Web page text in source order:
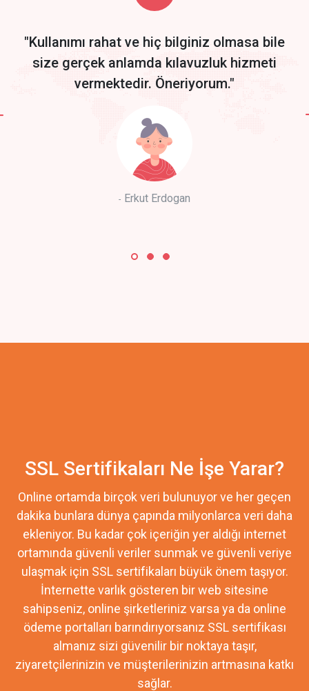
required.
"Kullanımı rahat ve hiç bilginiz olmasa bile
size gerçek anlamda kılavuzluk hizmeti
vermektedir. Öneriyorum."
Erkut Erdogan
SSL Sertifikaları Ne İşe Yarar?
Online ortamda birçok veri bulunuyor ve her geçen
dakika bunlara dünya çapında milyonlarca veri daha
ekleniyor. Bu kadar çok içeriğin yer aldığı internet
ortamında güvenli veriler sunmak ve güvenli veriye
ulaşmak için SSL sertifikaları büyük önem taşıyor.
İnternette varlık gösteren bir web sitesine
sahipseniz, online şirketleriniz varsa ya da online
ödeme portalları barındırıyorsanız SSL sertifikası
almanız sizi güvenilir bir noktaya taşır,
ziyaretçilerinizin ve müşterilerinizin artmasına katkı
sağlar.